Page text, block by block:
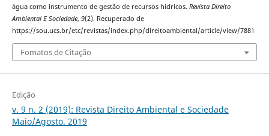
água como instrumento de gestão de recursos hídricos. Revista Direito
Ambiental E Sociedade, 9(2). Recuperado de
https://sou.ucs.br/etc/revistas/index.php/direitoambiental/article/view/7881
Fomatos de Citação
Edição
v. 9 n. 2 (2019): Revista Direito Ambiental e Sociedade
Maio/Agosto. 2019